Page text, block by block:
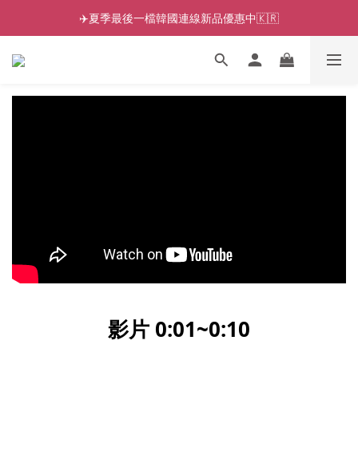
✈️夏季最後一檔韓國連線新品優惠中🇰🇷
影片 0:01~0:10